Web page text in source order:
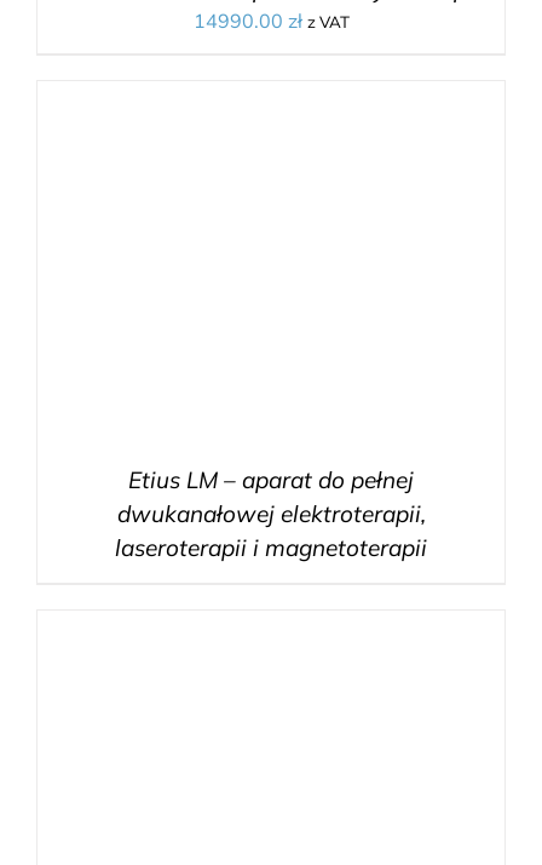
14990.00 zł z VAT
Etius LM – aparat do pełnej
dwukanałowej elektroterapii,
laseroterapii i magnetoterapii